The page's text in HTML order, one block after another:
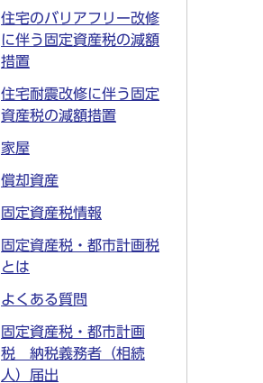
住宅のバリアフリー改修
に伴う固定資産税の減額
措置
住宅耐震改修に伴う固定
資産税の減額措置
家屋
償却資産
固定資産税情報
固定資産税・都市計画税
とは
よくある質問
固定資産税・都市計画
税 納税義務者（相続
人）届出